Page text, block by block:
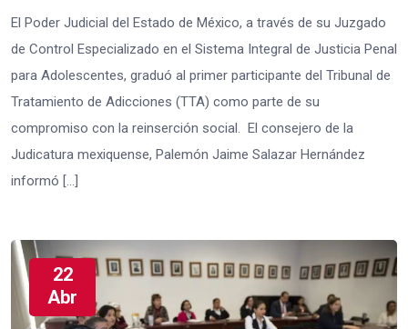
El Poder Judicial del Estado de México, a través de su Juzgado
de Control Especializado en el Sistema Integral de Justicia Penal
para Adolescentes, graduó al primer participante del Tribunal de
Tratamiento de Adicciones (TTA) como parte de su
compromiso con la reinserción social. El consejero de la
Judicatura mexiquense, Palemón Jaime Salazar Hernández
informó […]
22
Abr